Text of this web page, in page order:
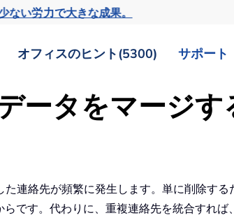
少ない労力で大きな成果。
オフィスのヒント(5300) サポート
ータをマージす
連絡先が頻繁に発生します。単に削除する
です。代わりに、重複連絡先を統合すれ